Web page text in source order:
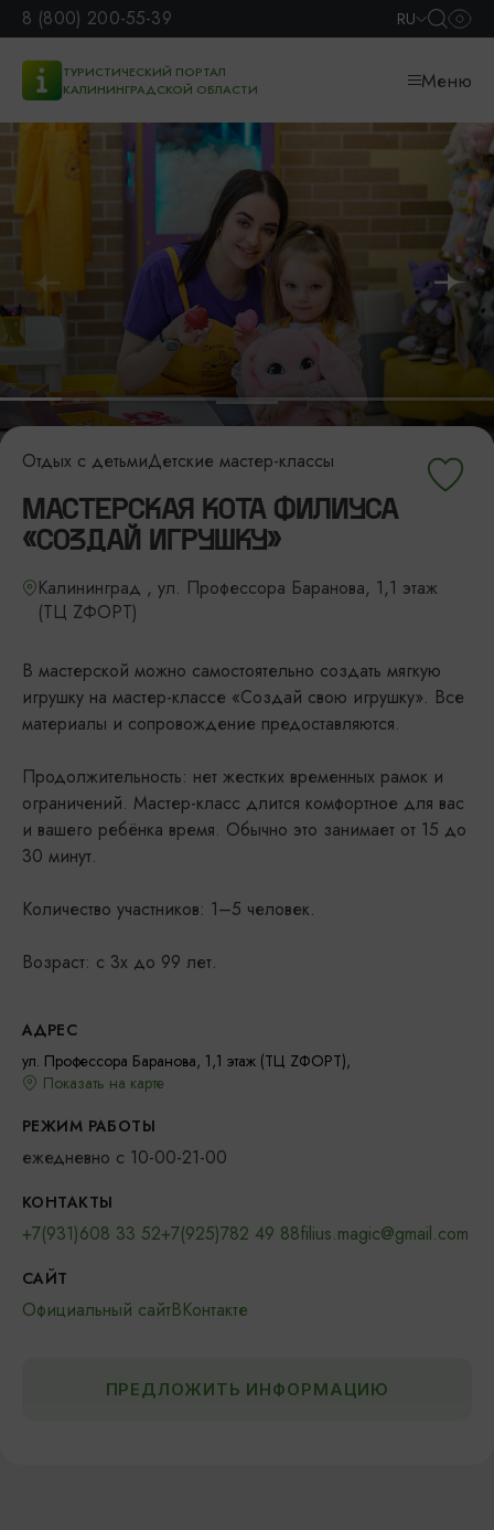
8 (800) 200-55-39 RU
ТУРИСТИЧЕСКИЙ ПОРТАЛ
КАЛИНИНГРАДСКОЙ ОБЛАСТИ
Меню
Отдых с детьмиДетские мастер-классы
МАСТЕРСКАЯ КОТА ФИЛИУСА
«СОЗДАЙ ИГРУШКУ»
Калининград , ул. Профессора Баранова, 1,1 этаж
(ТЦ ZФОРТ)
В мастерской можно самостоятельно создать мягкую
игрушку на мастер-классе «Создай свою игрушку». Все
материалы и сопровождение предоставляются.
Продолжительность: нет жестких временных рамок и
ограничений. Мастер-класс длится комфортное для вас
и вашего ребёнка время. Обычно это занимает от 15 до
30 минут.
Количество участников: 1–5 человек.
Возраст: с 3х до 99 лет.
АДРЕС
ул. Профессора Баранова, 1,1 этаж (ТЦ ZФОРТ),
Показать на карте
РЕЖИМ РАБОТЫ
ежедневно с 10-00-21-00
КОНТАКТЫ
+7(931)608 33 52+7(925)782 49 88filius.magic@gmail.com
САЙТ
Официальный сайтВКонтакте
ПРЕДЛОЖИТЬ ИНФОРМАЦИЮ